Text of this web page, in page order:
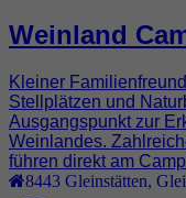
Weinland
Kleiner
Stellplätzen und
Ausgangspunkt zur
Weinlandes.
führen direkt am
8443 Gleinstätten